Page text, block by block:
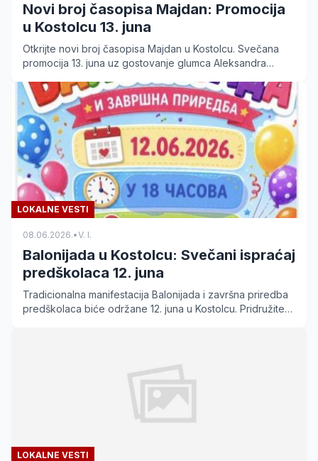
Novi broj časopisa Majdan: Promocija
u Kostolcu 13. juna
Otkrijte novi broj časopisa Majdan u Kostolcu. Svečana
promocija 13. juna uz gostovanje glumca Aleksandra
LOKALNE VESTI
08.06.2026.•V. I.
Balonijada u Kostolcu: Svečani ispraćaj
predškolaca 12. juna
Tradicionalna manifestacija Balonijada i završna priredba
predškolaca biće održane 12. juna u Kostolcu. Pridružite
LOKALNE VESTI